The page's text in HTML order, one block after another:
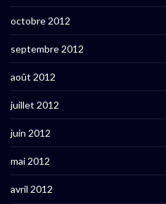
octobre 2012
septembre 2012
août 2012
juillet 2012
juin 2012
mai 2012
avril 2012